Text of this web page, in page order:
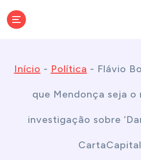
Início - Política - Flávio
que Mendonça seja o
investigação sobre
CartaCapital